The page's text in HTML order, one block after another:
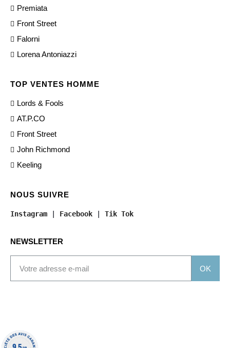
Premiata
Front Street
Falorni
Lorena Antoniazzi
TOP VENTES HOMME
Lords & Fools
AT.P.CO
Front Street
John Richmond
Keeling
NOUS SUIVRE
Instagram Facebook Tik Tok
NEWSLETTER
OK